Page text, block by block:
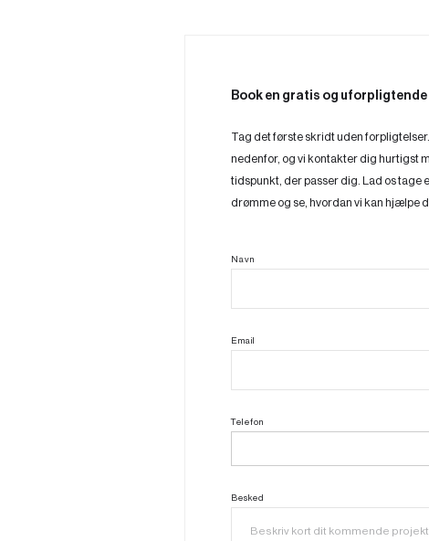
Book en gratis og
Tag det første skridt uden
nedenfor, og vi kontakter dig hurtigst
tidspunkt, der passer dig. Lad os tage
drømme og se, hvordan vi kan hjælpe
Navn
Email
Telefon
Besked